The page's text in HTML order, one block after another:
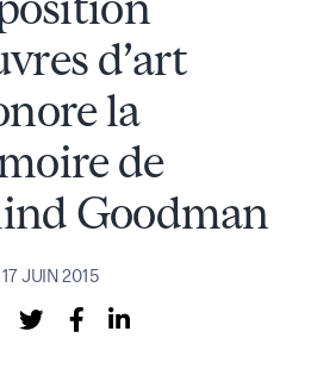
d’art
la
de
Goodman
17 JUIN 2015